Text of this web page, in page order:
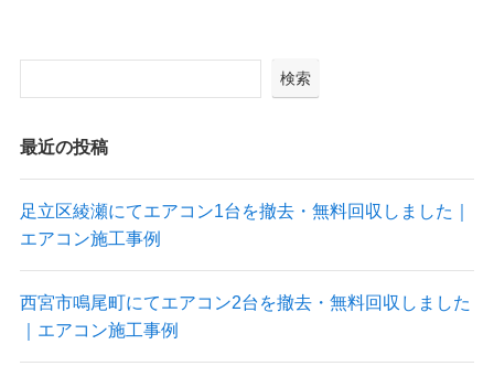
検索
最近の投稿
足立区綾瀬にてエアコン1台を撤去・無料回収しました｜
エアコン施工事例
西宮市鳴尾町にてエアコン2台を撤去・無料回収しました
｜エアコン施工事例